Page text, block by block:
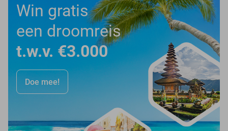
Win gratis
een droomreis
t.w.v. €3.000
Doe mee!